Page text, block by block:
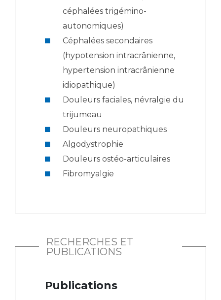
céphalées trigémino-
autonomiques)
Céphalées secondaires
(hypotension intracrânienne,
hypertension intracrânienne
idiopathique)
Douleurs faciales, névralgie du
trijumeau
Douleurs neuropathiques
Algodystrophie
Douleurs ostéo-articulaires
Fibromyalgie
RECHERCHES ET
PUBLICATIONS
Publications